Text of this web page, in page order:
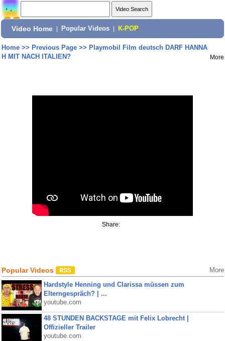
Video Home Popular Videos K-POP
Home>> Previous Page>> Playmobil Film deutsch DARF HANNA
H MIT NACH ITALIEN?
More
Share:
Popular Videos More
Hardstyle Henning und Clarissa müssen zum
Elterngespräch? | ...
youtube.com
48 STUNDEN BACKSTAGE mit Felix Lobrecht |
Offizieller Trailer
youtube.com